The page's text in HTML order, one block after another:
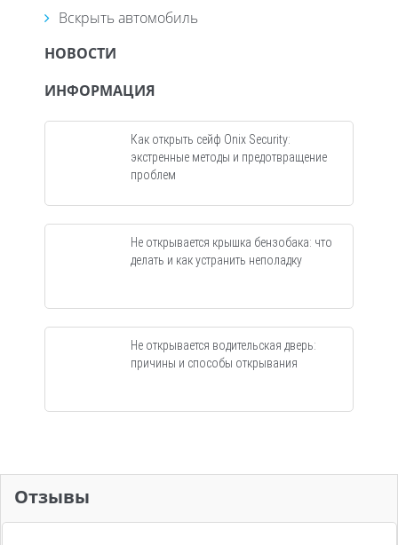
Вскрыть автомобиль
НОВОСТИ
ИНФОРМАЦИЯ
Как открыть сейф Onix Security:
экстренные методы и предотвращение
проблем
Не открывается крышка бензобака: что
делать и как устранить неполадку
Не открывается водительская дверь:
причины и способы открывания
Отзывы